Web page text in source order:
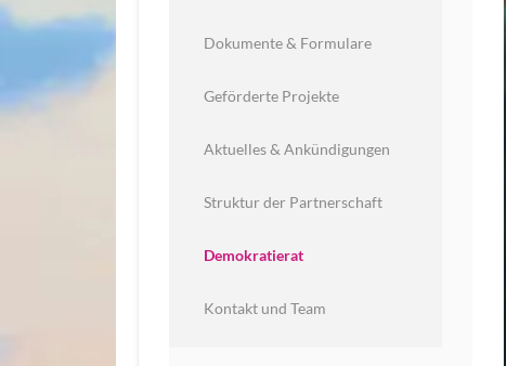
Dokumente & Formulare
Geförderte Projekte
Aktuelles & Ankündigungen
Struktur der Partnerschaft
Demokratierat
Kontakt und Team